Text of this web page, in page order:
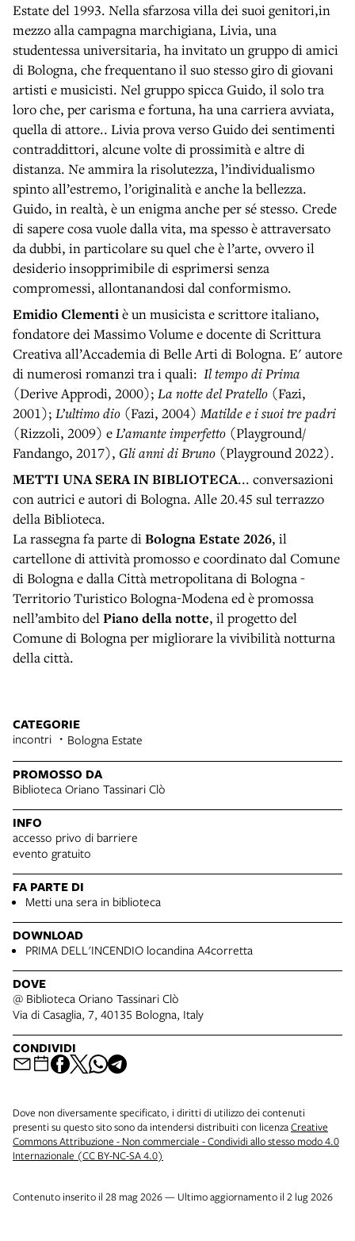
Estate del 1993. Nella sfarzosa villa dei suoi genitori,in
mezzo alla campagna marchigiana, Livia, una
studentessa universitaria, ha invitato un gruppo di amici
di Bologna, che frequentano il suo stesso giro di giovani
artisti e musicisti. Nel gruppo spicca Guido, il solo tra
loro che, per carisma e fortuna, ha una carriera avviata,
quella di attore.. Livia prova verso Guido dei sentimenti
contraddittori, alcune volte di prossimità e altre di
distanza. Ne ammira la risolutezza, l’individualismo
spinto all’estremo, l’originalità e anche la bellezza.
Guido, in realtà, è un enigma anche per sé stesso. Crede
di sapere cosa vuole dalla vita, ma spesso è attraversato
da dubbi, in particolare su quel che è l’arte, ovvero il
desiderio insopprimibile di esprimersi senza
compromessi, allontanandosi dal conformismo.
Emidio Clementiè un musicista e scrittore italiano,
fondatore dei Massimo Volume e docente di Scrittura
Creativa all’Accademia di Belle Arti di Bologna. E' autore
di numerosi romanzi tra i quali: Il tempo di Prima
(Derive Approdi, 2000); La notte del Pratello (Fazi,
2001); L’ultimo dio (Fazi, 2004)Matilde e i suoi tre padri
(Rizzoli, 2009) eL’amante imperfetto (Playground/
Fandango, 2017), Gli anni di Bruno (Playground 2022).
METTI UNA SERA IN BIBLIOTECA... conversazioni
con autrici e autori di Bologna. Alle 20.45 sul terrazzo
della Biblioteca.
La rassegna fa parte diBologna Estate 2026, il
cartellone di attività promosso e coordinato dal Comune
di Bologna e dalla Città metropolitana di Bologna -
Territorio Turistico Bologna-Modena ed è promossa
nell’ambito delPiano della notte, il progetto del
Comune di Bologna per migliorare la vivibilità notturna
della città.
CATEGORIE
incontri Bologna Estate
PROMOSSO DA
Biblioteca Oriano Tassinari Clò
INFO
accesso privo di barriere
evento gratuito
FA PARTE DI
Metti una sera in biblioteca
DOWNLOAD
PRIMA DELL'INCENDIO locandina A4corretta
DOVE
@ Biblioteca Oriano Tassinari Clò
Via di Casaglia, 7, 40135 Bologna, Italy
CONDIVIDI
Dove non diversamente specificato, i diritti di utilizzo dei contenuti
presenti su questo sito sono da intendersi distribuiti con licenzaCreative
Commons Attribuzione - Non commerciale - Condividi allo stesso modo 4.0
Internazionale (CC BY-NC-SA 4.0)
Contenuto inserito il 28 mag 2026 — Ultimo aggiornamento il 2 lug 2026